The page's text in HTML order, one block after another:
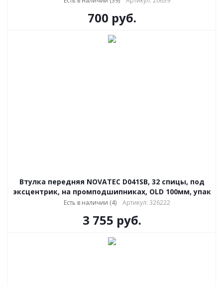
700 руб.
Втулка передняя NOVATEC D041SB, 32 спицы, под
эксцентрик, на промподшипниках, OLD 100мм, упак
Есть в наличии (4) Артикул: 326222
3 755 руб.